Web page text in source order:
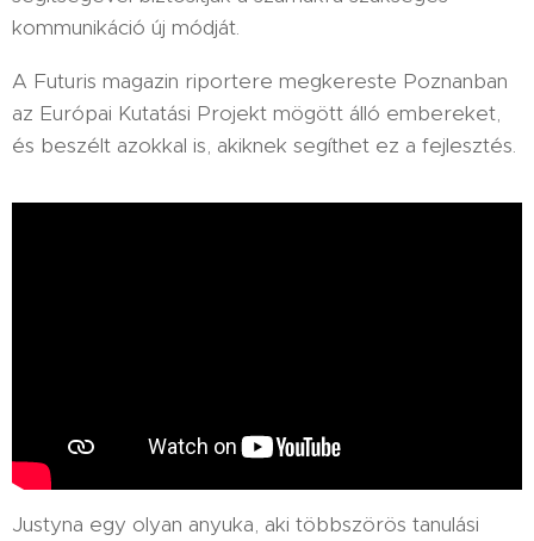
kommunikáció új módját.
A Futuris magazin riportere megkereste Poznanban
az Európai Kutatási Projekt mögött álló embereket,
és beszélt azokkal is, akiknek segíthet ez a fejlesztés.
Justyna egy olyan anyuka, aki többszörös tanulási